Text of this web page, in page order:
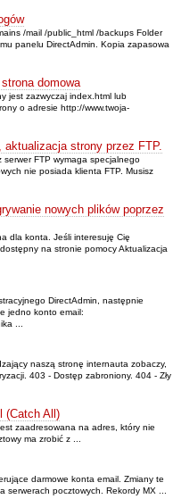
/mail /public_html /backups Folder
panelu DirectAdmin. Kopia zapasowa
domowa
jest zazwyczaj index.html lub
o adresie http://www.twoja-
aktualizacja strony przez FTP.
serwer FTP wymaga specjalnego
nie posiada klienta FTP. Musisz
nowych plików poprzez
dla konta. Jeśli interesuję Cię
na stronie pomocy Aktualizacja
DirectAdmin, następnie
jedno konto email:
...
naszą stronę internauta zobaczy,
403 - Dostęp zabroniony. 404 - Zły
(Catch All)
zaadresowana na adres, który nie
ma zrobić z ...
darmowe konta email. Zmiany te
serwerach pocztowych. Rekordy MX ...